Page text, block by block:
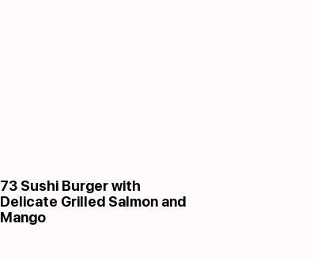
73 Sushi Burger with
Delicate Grilled Salmon and
Mango